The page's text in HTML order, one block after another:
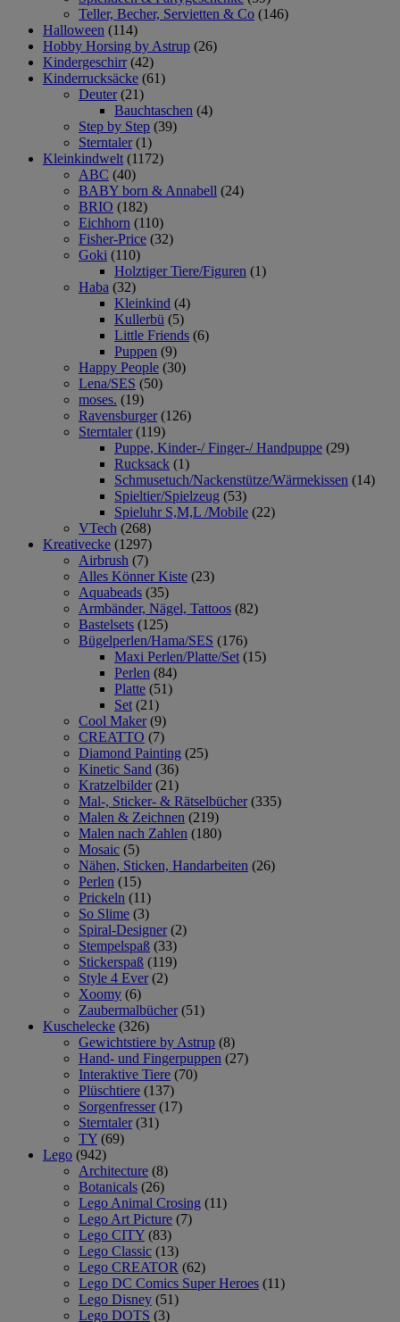
Teller, Becher, Servietten & Co (146)
Halloween (114)
Hobby Horsing by Astrup (26)
Kindergeschirr (42)
Kinderrucksäcke (61)
Deuter (21)
Bauchtaschen (4)
Step by Step (39)
Sterntaler (1)
Kleinkindwelt (1172)
ABC (40)
BABY born & Annabell (24)
BRIO (182)
Eichhorn (110)
Fisher-Price (32)
Goki (110)
Holztiger Tiere/Figuren (1)
Haba (32)
Kleinkind (4)
Kullerbü (5)
Little Friends (6)
Puppen (9)
Happy People (30)
Lena/SES (50)
moses. (19)
Ravensburger (126)
Sterntaler (119)
Puppe, Kinder-/ Finger-/ Handpuppe (29)
Rucksack (1)
Schmusetuch/Nackenstütze/Wärmekissen (14)
Spieltier/Spielzeug (53)
Spieluhr S,M,L /Mobile (22)
VTech (268)
Kreativecke (1297)
Airbrush (7)
Alles Könner Kiste (23)
Aquabeads (35)
Armbänder, Nägel, Tattoos (82)
Bastelsets (125)
Bügelperlen/Hama/SES (176)
Maxi Perlen/Platte/Set (15)
Perlen (84)
Platte (51)
Set (21)
Cool Maker (9)
CREATTO (7)
Diamond Painting (25)
Kinetic Sand (36)
Kratzelbilder (21)
Mal-, Sticker- & Rätselbücher (335)
Malen & Zeichnen (219)
Malen nach Zahlen (180)
Mosaic (5)
Nähen, Sticken, Handarbeiten (26)
Perlen (15)
Prickeln (11)
So Slime (3)
Spiral-Designer (2)
Stempelspaß (33)
Stickerspaß (119)
Style 4 Ever (2)
Xoomy (6)
Zaubermalbücher (51)
Kuschelecke (326)
Gewichtstiere by Astrup (8)
Hand- und Fingerpuppen (27)
Interaktive Tiere (70)
Plüschtiere (137)
Sorgenfresser (17)
Sterntaler (31)
TY (69)
Lego (942)
Architecture (8)
Botanicals (26)
Lego Animal Crosing (11)
Lego Art Picture (7)
Lego CITY (83)
Lego Classic (13)
Lego CREATOR (62)
Lego DC Comics Super Heroes (11)
Lego Disney (51)
Lego DOTS (3)